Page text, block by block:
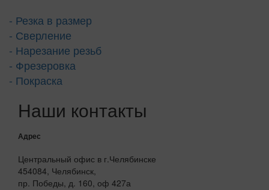
- Резка в размер
- Сверление
- Нарезание резьб
- Фрезеровка
- Покраска
Наши контакты
Адрес
Центральный офис в г.Челябинске
454084, Челябинск,
пр. Победы, д. 160, оф 427а